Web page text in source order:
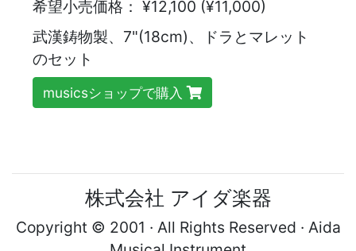
希望小売価格： ¥12,100 (¥11,000)
武漢鋳物製、7"(18cm)、ドラとマレット
のセット
musicsショップで購入
株式会社 アイダ楽器
Copyright © 2001 · All Rights Reserved · Aida